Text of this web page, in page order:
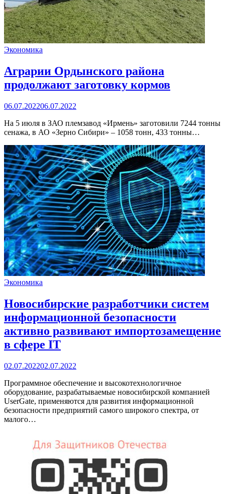
Экономика
Аграрии Ордынского района
продолжают заготовку кормов
06.07.202206.07.2022
На 5 июля в ЗАО племзавод «Ирмень» заготовили 7244 тонны
сенажа, в АО «Зерно Сибири» – 1058 тонн, 433 тонны…
Экономика
Новосибирские разработчики систем
информационной безопасности
активно развивают импортозамещение
в сфере IT
02.07.202202.07.2022
Программное обеспечение и высокотехнологичное
оборудование, разрабатываемые новосибирской компанией
UserGate, применяются для развития информационной
безопасности предприятий самого широкого спектра, от
малого…